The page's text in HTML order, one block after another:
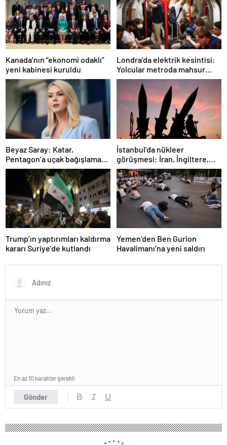
Kanada’nın “ekonomi odaklı”
yeni kabinesi kuruldu
Londra’da elektrik kesintisi:
Yolcular metroda mahsur
kaldı
Beyaz Saray: Katar,
Pentagon’a uçak bağışlamayı
teklif etti
İstanbul’da nükleer
görüşmesi: İran, İngiltere,
Fransa ve Almanya buluşacak
Trump’ın yaptırımları kaldırma
kararı Suriye’de kutlandı
Yemen’den Ben Gurion
Havalimanı’na yeni saldırı
Gönder
En az 10 karakter gerekli